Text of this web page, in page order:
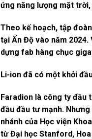
ứng năng lượng mặt
Theo kế hoạch, tập
tại Ấn Độ vào năm 2024.
dựng fab hàng chục
Li-ion đã có một khởi
Faradion là công ty đầu
đầu đầu tư mạnh.
nhánh của Học viện
từ Đại học Stanford,